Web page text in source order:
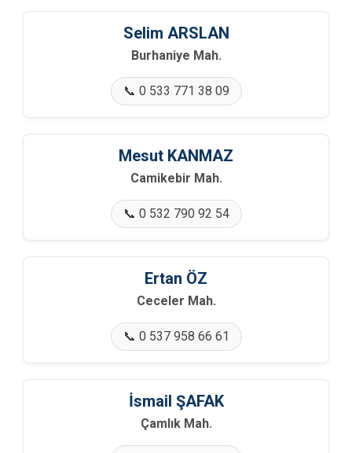
🏢 Kızılkaya Mah.
🏢 Kozan Mah.
🏢 Köprübaşı Mah.
🏢 Maksudiye Mah.
🏢 Melekşeoruç Mah.
🏢 Melekşesolak Mah.
🏢 Nuriosmaniye Mah.
🏢 Orhaniye Mah.
Selim ARSLAN
Burhaniye Mah.
📞 0 533 771 38 09
Mesut KANMAZ
Camikebir Mah.
📞 0 532 790 92 54
Ertan ÖZ
Ceceler Mah.
📞 0 537 958 66 61
İsmail ŞAFAK
Çamlık Mah.